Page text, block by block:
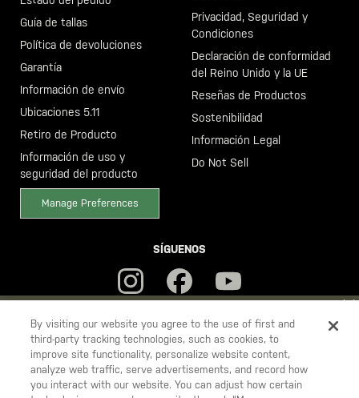
YOU ARE SHOPPING ON OURESPAÑA SITE. WOULD YOU LIKE
TO SHIP TO ANOTHER COUNTRY?
STAY ONESPAÑA
Guía de tallas
Política de devoluciones
Garantía
Información de envío
Ubicaciones 5.11
Retiro de Producto
Información de uso y
seguridad del producto
Manage Preferences
Privacidad, Seguridad y
Condiciones
Declaración de conformidad
del Reino Unido y la UE
Reseñas de Productos
Sostenibilidad
Información Legal
Do Not Sell
SÍGUENOS
5.11
Tactical
By visiting our website you agree to the use of first and
third-party tracking technologies, such as cookies, to
improve site functionality, personalize website content,
analyze web traffic, serve advertisements, and record how
you interact with our website. You can adjust how certain